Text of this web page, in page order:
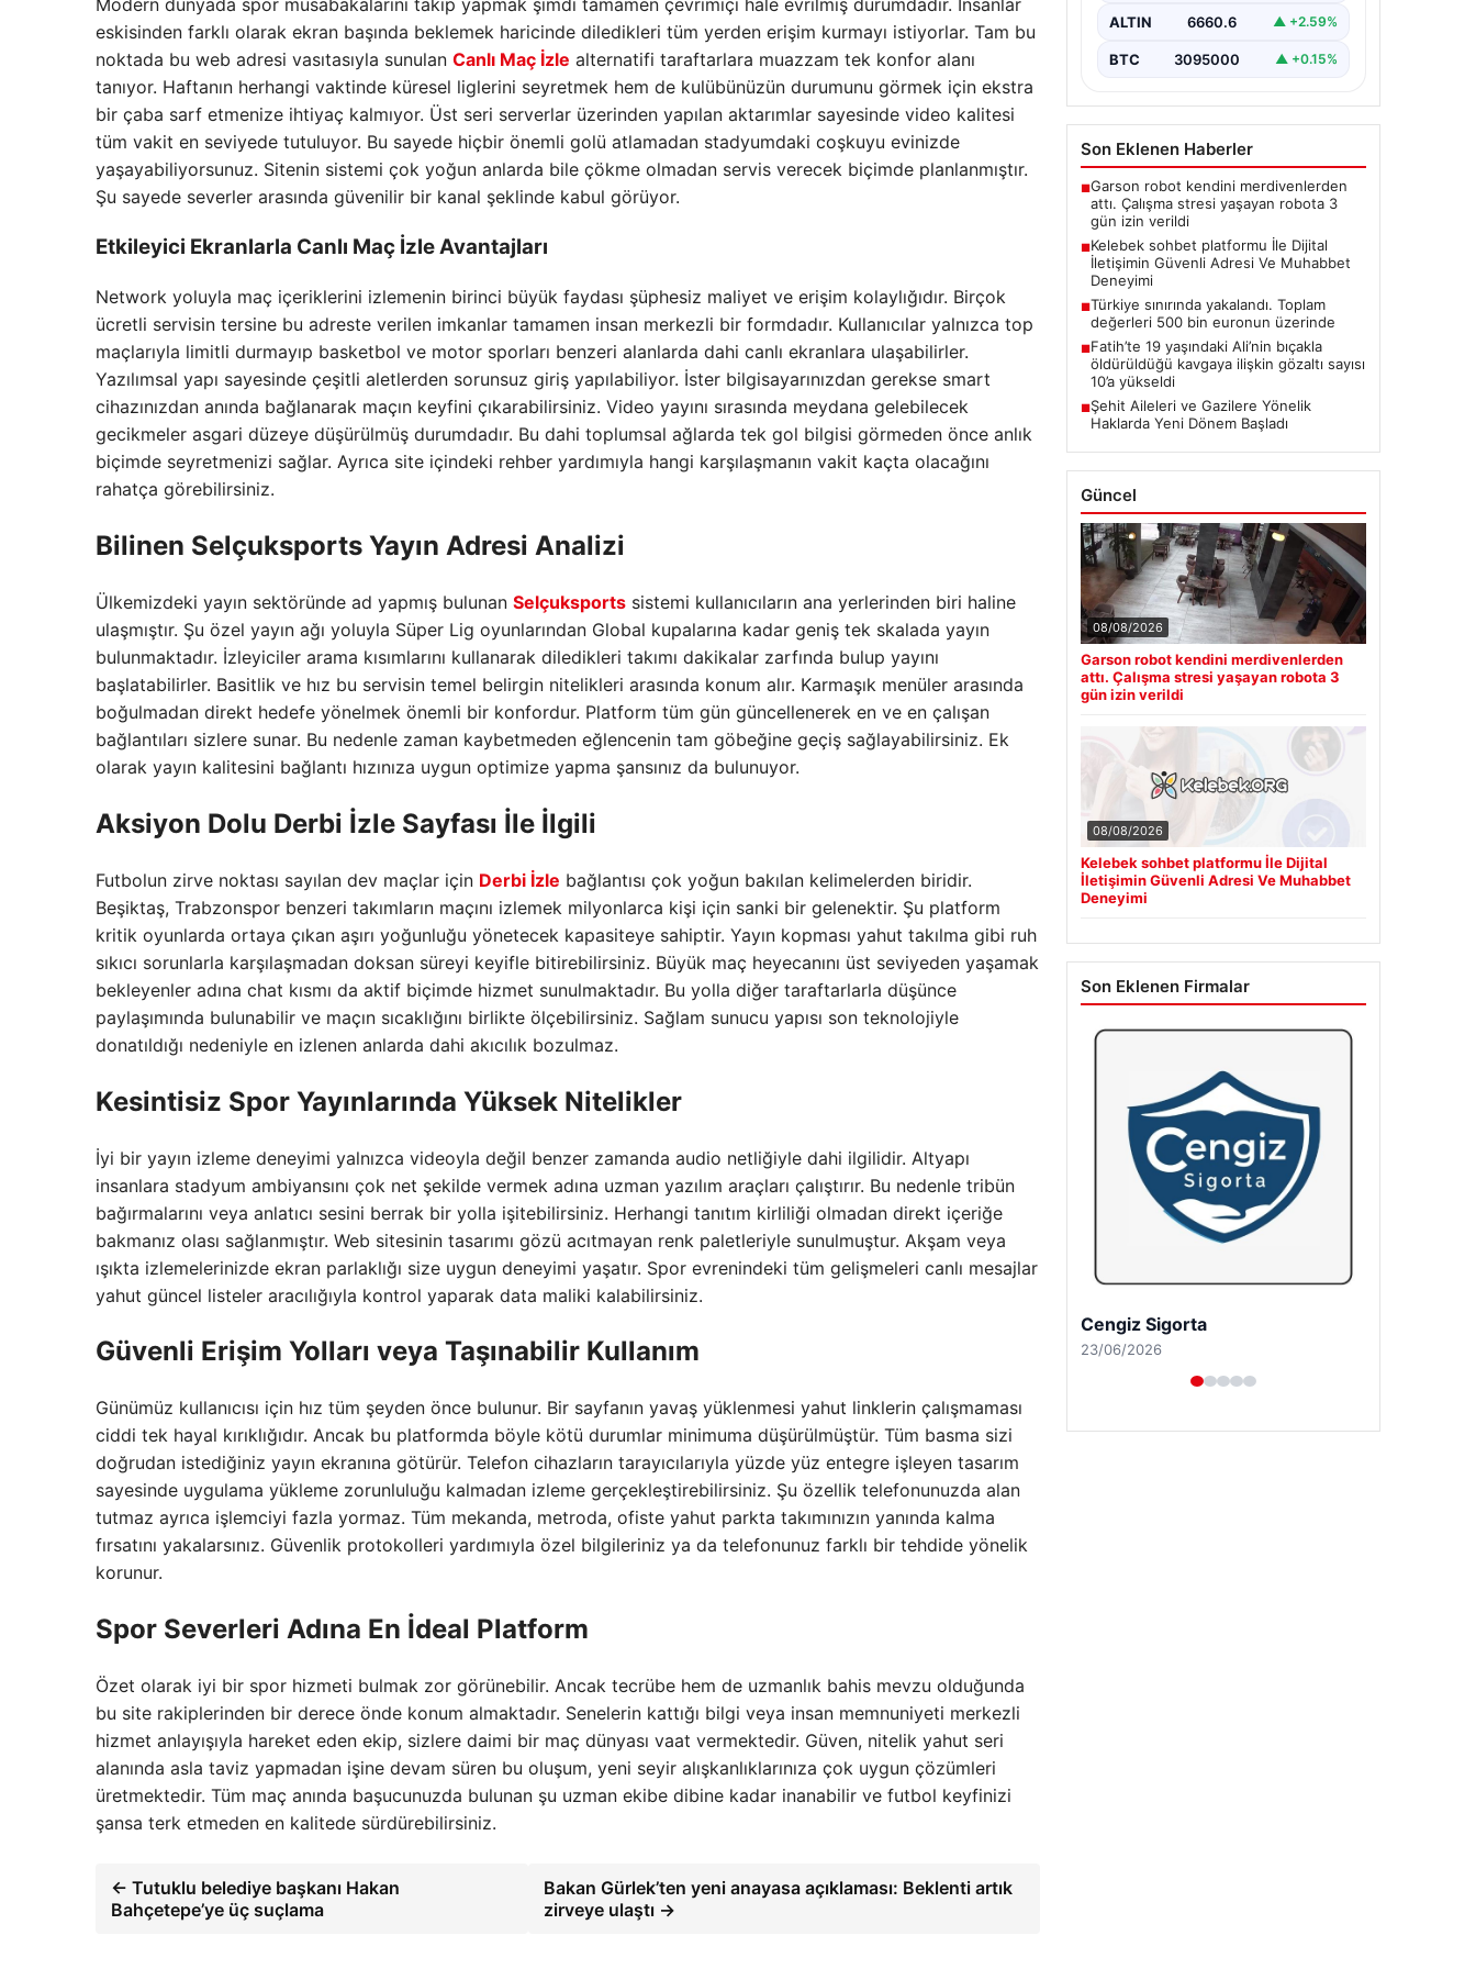
eskisinden farklı olarak ekran başında beklemek haricinde diledikleri tüm yerden erişim kurmayı istiyorlar. Tam bu
noktada bu web adresi vasıtasıyla sunulan Canlı Maç İzle alternatifi taraftarlara muazzam tek konfor alanı
tanıyor. Haftanın herhangi vaktinde küresel liglerini seyretmek hem de kulübünüzün durumunu görmek için ekstra
bir çaba sarf etmenize ihtiyaç kalmıyor. Üst seri serverlar üzerinden yapılan aktarımlar sayesinde video kalitesi
tüm vakit en seviyede tutuluyor. Bu sayede hiçbir önemli golü atlamadan stadyumdaki coşkuyu evinizde
yaşayabiliyorsunuz. Sitenin sistemi çok yoğun anlarda bile çökme olmadan servis verecek biçimde planlanmıştır.
Şu sayede severler arasında güvenilir bir kanal şeklinde kabul görüyor.
Etkileyici Ekranlarla Canlı Maç İzleAvantajları
Network yoluyla maç içeriklerini izlemenin birinci büyük faydası şüphesiz maliyet ve erişim kolaylığıdır. Birçok
ücretli servisin tersine bu adreste verilen imkanlar tamamen insan merkezli bir formdadır. Kullanıcılar yalnızca top
maçlarıyla limitli durmayıp basketbol ve motor sporları benzeri alanlarda dahi canlı ekranlara ulaşabilirler.
Yazılımsal yapı sayesinde çeşitli aletlerden sorunsuz giriş yapılabiliyor. İster bilgisayarınızdan gerekse smart
cihazınızdan anında bağlanarak maçın keyfini çıkarabilirsiniz. Video yayını sırasında meydana gelebilecek
gecikmeler asgari düzeye düşürülmüş durumdadır. Bu dahi toplumsal ağlarda tek gol bilgisi görmeden önce anlık
biçimde seyretmenizi sağlar. Ayrıca site içindeki rehber yardımıyla hangi karşılaşmanın vakit kaçta olacağını
rahatça görebilirsiniz.
Bilinen Selçuksports Yayın Adresi Analizi
Ülkemizdeki yayın sektöründe ad yapmış bulunan Selçuksports sistemi kullanıcıların ana yerlerinden biri haline
ulaşmıştır. Şu özel yayın ağı yoluyla Süper Lig oyunlarından Global kupalarına kadar geniş tek skalada yayın
bulunmaktadır. İzleyiciler arama kısımlarını kullanarak diledikleri takımı dakikalar zarfında bulup yayını
başlatabilirler. Basitlik ve hız bu servisin temel belirgin nitelikleri arasında konum alır. Karmaşık menüler arasında
boğulmadan direkt hedefe yönelmek önemli bir konfordur. Platform tüm gün güncellenerek en ve en çalışan
bağlantıları sizlere sunar. Bu nedenle zaman kaybetmeden eğlencenin tam göbeğine geçiş sağlayabilirsiniz. Ek
olarak yayın kalitesini bağlantı hızınıza uygun optimize yapma şansınız da bulunuyor.
Aksiyon Dolu Derbi İzle Sayfası İle İlgili
Futbolun zirve noktası sayılan dev maçlar için Derbi İzle bağlantısı çok yoğun bakılan kelimelerden biridir.
Beşiktaş, Trabzonspor benzeri takımların maçını izlemek milyonlarca kişi için sanki bir gelenektir. Şu platform
kritik oyunlarda ortaya çıkan aşırı yoğunluğu yönetecek kapasiteye sahiptir. Yayın kopması yahut takılma gibi ruh
sıkıcı sorunlarla karşılaşmadan doksan süreyi keyifle bitirebilirsiniz. Büyük maç heyecanını üst seviyeden yaşamak
bekleyenler adına chat kısmı da aktif biçimde hizmet sunulmaktadır. Bu yolla diğer taraftarlarla düşünce
paylaşımında bulunabilir ve maçın sıcaklığını birlikte ölçebilirsiniz. Sağlam sunucu yapısı son teknolojiyle
donatıldığı nedeniyle en izlenen anlarda dahi akıcılık bozulmaz.
Kesintisiz Spor Yayınlarında Yüksek Nitelikler
İyi bir yayın izleme deneyimi yalnızca videoyla değil benzer zamanda audio netliğiyle dahi ilgilidir. Altyapı
insanlara stadyum ambiyansını çok net şekilde vermek adına uzman yazılım araçları çalıştırır. Bu nedenle tribün
bağırmalarını veya anlatıcı sesini berrak bir yolla işitebilirsiniz. Herhangi tanıtım kirliliği olmadan direkt içeriğe
bakmanız olası sağlanmıştır. Web sitesinin tasarımı gözü acıtmayan renk paletleriyle sunulmuştur. Akşam veya
ışıkta izlemelerinizde ekran parlaklığı size uygun deneyimi yaşatır. Spor evrenindeki tüm gelişmeleri canlı mesajlar
yahut güncel listeler aracılığıyla kontrol yaparak data maliki kalabilirsiniz.
Güvenli Erişim Yolları veya Taşınabilir Kullanım
Günümüz kullanıcısı için hız tüm şeyden önce bulunur. Bir sayfanın yavaş yüklenmesi yahut linklerin çalışmaması
ciddi tek hayal kırıklığıdır. Ancak bu platformda böyle kötü durumlar minimuma düşürülmüştür. Tüm basma sizi
doğrudan istediğiniz yayın ekranına götürür. Telefon cihazların tarayıcılarıyla yüzde yüz entegre işleyen tasarım
sayesinde uygulama yükleme zorunluluğu kalmadan izleme gerçekleştirebilirsiniz. Şu özellik telefonunuzda alan
tutmaz ayrıca işlemciyi fazla yormaz. Tüm mekanda, metroda, ofiste yahut parkta takımınızın yanında kalma
fırsatını yakalarsınız. Güvenlik protokolleri yardımıyla özel bilgileriniz ya da telefonunuz farklı bir tehdide yönelik
korunur.
Spor Severleri Adına En İdeal Platform
Özet olarak iyi bir spor hizmeti bulmak zor görünebilir. Ancak tecrübe hem de uzmanlık bahis mevzu olduğunda
bu site rakiplerinden bir derece önde konum almaktadır. Senelerin kattığı bilgi veya insan memnuniyeti merkezli
hizmet anlayışıyla hareket eden ekip, sizlere daimi bir maç dünyası vaat vermektedir. Güven, nitelik yahut seri
alanında asla taviz yapmadan işine devam süren bu oluşum, yeni seyir alışkanlıklarınıza çok uygun çözümleri
üretmektedir. Tüm maç anında başucunuzda bulunan şu uzman ekibe dibine kadar inanabilir ve futbol keyfinizi
şansa terk etmeden en kalitede sürdürebilirsiniz.
← Tutuklu belediye başkanı Hakan
Bahçetepe’ye üç suçlama
Bakan Gürlek’ten yeni anayasa açıklaması: Beklenti artık
zirveye ulaştı →
Günümüzde…
ALTIN 6660.6 ▲ +2.59%
BTC 3095000 ▲ +0.15%
Son Eklenen Haberler
■Garson robot kendini merdivenlerden
attı. Çalışma stresi yaşayan robota 3
gün izin verildi
■Kelebek sohbet platformu İle Dijital
İletişimin Güvenli Adresi Ve Muhabbet
Deneyimi
■Türkiye sınırında yakalandı. Toplam
değerleri 500 bin euronun üzerinde
■Fatih’te 19 yaşındaki Ali’nin bıçakla
öldürüldüğü kavgaya ilişkin gözaltı sayısı
10’a yükseldi
■Şehit Aileleri ve Gazilere Yönelik
Haklarda Yeni Dönem Başladı
Güncel
08/08/2026
Garson robot kendini merdivenlerden
attı. Çalışma stresi yaşayan robota 3
gün izin verildi
08/08/2026
Kelebek sohbet platformu İle Dijital
İletişimin Güvenli Adresi Ve Muhabbet
Deneyimi
Son Eklenen Firmalar
Hastaş Beton
26/05/2026